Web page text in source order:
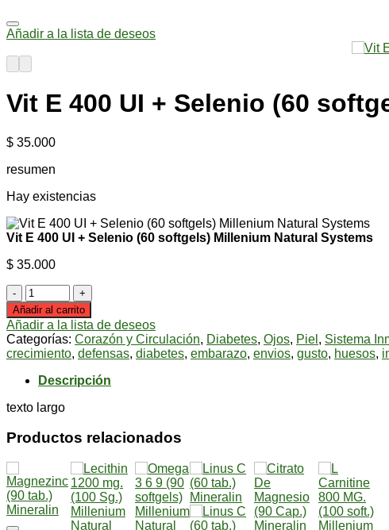
Añadir a la lista de deseos
Vit E 400 UI + Selenio (60
$ 35.000
resumen
Hay existencias
Vit E 400 UI + Selenio (60 softgels) Millenium Natural Systems
$ 35.000
Vit
E
400
UI
+
Selenio
(60
softgels)
Millenium
Systems
Añadir al carrito
Añadir a la lista de deseos
Categorías: Corazón y Circulación, Diabetes, Ojos, Piel , Sistema
crecimiento, defensas, diabetes, embarazo, envios, gusto, huesos,
Descripción
texto largo
Productos relacionados